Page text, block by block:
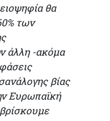
θα
των
άλλη -ακόμα
βίας
Ευρωπαϊκή